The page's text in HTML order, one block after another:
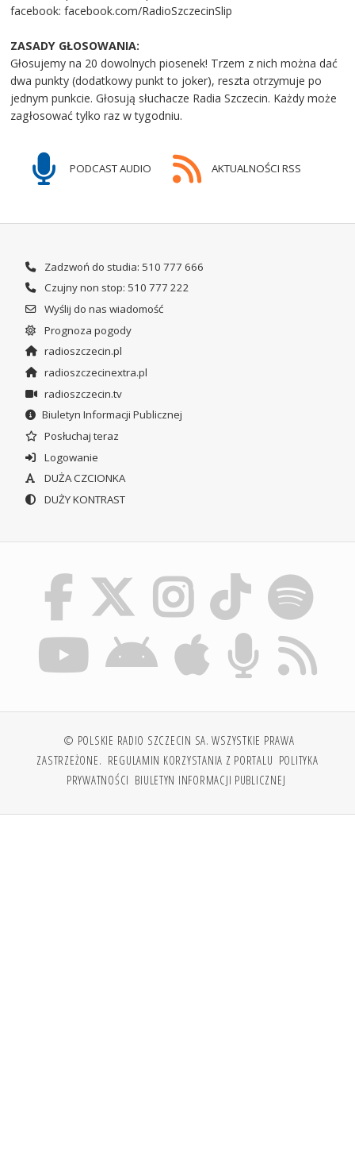
facebook: facebook.com/RadioSzczecinSlip
ZASADY GŁOSOWANIA:
Głosujemy na 20 dowolnych piosenek! Trzem z nich można dać
dwa punkty (dodatkowy punkt to joker), reszta otrzymuje po
jednym punkcie. Głosują słuchacze Radia Szczecin. Każdy może
zagłosować tylko raz w tygodniu.
PODCAST AUDIO AKTUALNOŚCI RSS
Zadzwoń do studia: 510 777 666
Czujny non stop: 510 777 222
Wyślij do nas wiadomość
Prognoza pogody
radioszczecin.pl
radioszczecinextra.pl
radioszczecin.tv
Biuletyn Informacji Publicznej
Posłuchaj teraz
Logowanie
DUŻA CZCIONKA
DUŻY KONTRAST
© POLSKIE RADIO SZCZECIN SA. WSZYSTKIE PRAWA
ZASTRZEŻONE. REGULAMIN KORZYSTANIA Z PORTALU POLITYKA
PRYWATNOŚCI BIULETYN INFORMACJI PUBLICZNEJ